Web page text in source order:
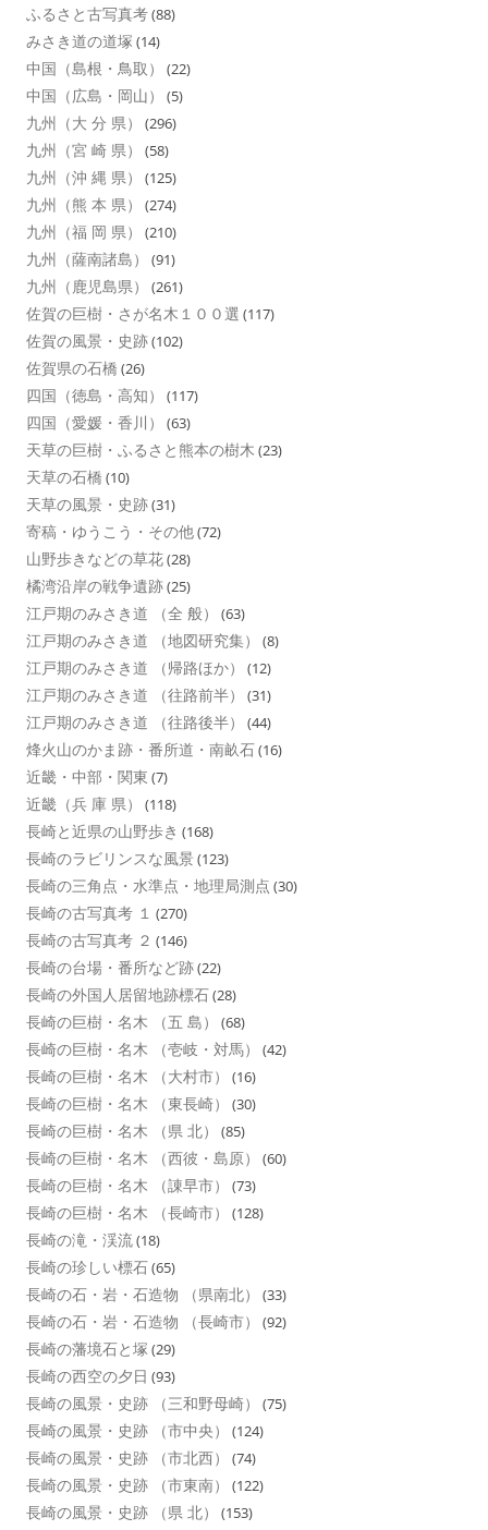
ふるさと古写真考(88)
みさき道の道塚 (14)
中国（島根・鳥取） (22)
中国（広島・岡山） (5)
九州（大 分 県） (296)
九州（宮 崎 県） (58)
九州（沖 縄 県） (125)
九州（熊 本 県） (274)
九州（福 岡 県） (210)
九州（薩南諸島） (91)
九州（鹿児島県） (261)
佐賀の巨樹・さが名木１００選 (117)
佐賀の風景・史跡(102)
佐賀県の石橋 (26)
四国（徳島・高知） (117)
四国（愛媛・香川） (63)
天草の巨樹・ふるさと熊本の樹木 (23)
天草の石橋 (10)
天草の風景・史跡(31)
寄稿・ゆうこう・その他(72)
山野歩きなどの草花(28)
橘湾沿岸の戦争遺跡(25)
江戸期のみさき道 （全 般） (63)
江戸期のみさき道 （地図研究集） (8)
江戸期のみさき道 （帰路ほか） (12)
江戸期のみさき道 （往路前半） (31)
江戸期のみさき道 （往路後半） (44)
烽火山のかま跡・番所道・南畝石(16)
近畿・中部・関東 (7)
近畿（兵 庫 県） (118)
長崎と近県の山野歩き (168)
長崎のラビリンスな風景 (123)
長崎の三角点・水準点・地理局測点 (30)
長崎の古写真考 １ (270)
長崎の古写真考 ２ (146)
長崎の台場・番所など跡(22)
長崎の外国人居留地跡標石(28)
長崎の巨樹・名木 （五 島） (68)
長崎の巨樹・名木 （壱岐・対馬） (42)
長崎の巨樹・名木 （大村市） (16)
長崎の巨樹・名木 （東長崎） (30)
長崎の巨樹・名木 （県 北） (85)
長崎の巨樹・名木 （西彼・島原） (60)
長崎の巨樹・名木 （諌早市） (73)
長崎の巨樹・名木 （長崎市） (128)
長崎の滝・渓流(18)
長崎の珍しい標石(65)
長崎の石・岩・石造物 （県南北） (33)
長崎の石・岩・石造物 （長崎市） (92)
長崎の藩境石と塚 (29)
長崎の西空の夕日 (93)
長崎の風景・史跡 （三和野母崎） (75)
長崎の風景・史跡 （市中央） (124)
長崎の風景・史跡 （市北西） (74)
長崎の風景・史跡 （市東南） (122)
長崎の風景・史跡 （県 北） (153)